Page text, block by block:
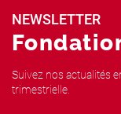
NEWSLETTER
Suivez nos actualités
trimestrielle.